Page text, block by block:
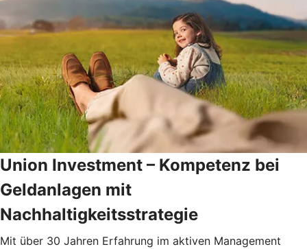
Union Investment – Kompetenz bei
Geldanlagen mit
Nachhaltigkeitsstrategie
Mit über 30 Jahren Erfahrung im aktiven Management